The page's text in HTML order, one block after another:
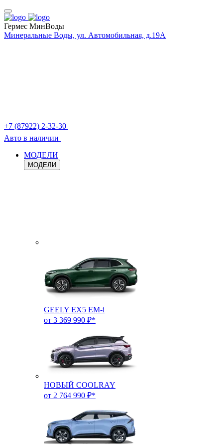
Гермес МинВоды
Минеральные Воды, ул. Автомобильная, д.19А
+7 (87922) 2-32-30
Авто в наличии
МОДЕЛИ
МОДЕЛИ
GEELY EX5 EM-i
от 3 369 990 ₽*
НОВЫЙ COOLRAY
от 2 764 990 ₽*